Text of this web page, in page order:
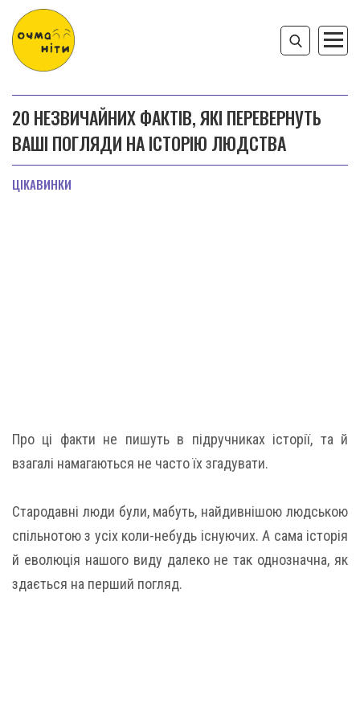
20 НЕЗВИЧАЙНИХ ФАКТІВ, ЯКІ ПЕРЕВЕРНУТЬ
ВАШІ ПОГЛЯДИ НА ІСТОРІЮ ЛЮДСТВА
ЦІКАВИНКИ
Про ці факти не пишуть в підручниках історії, та й
взагалі намагаються не часто їх згадувати.
Стародавні люди були, мабуть, найдивнішою людською
спільнотою з усіх коли-небудь існуючих. А сама історія
й еволюція нашого виду далеко не так однозначна, як
здається на перший погляд.